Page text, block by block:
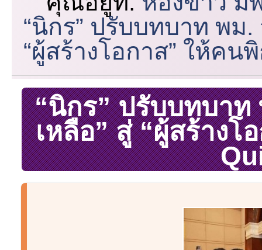
“นิกร” ปรับบทบาท พม.
“ผู้สร้างโอกาส” ให้คน
“นิกร” ปรับบทบาท
เหลือ” สู่ “ผู้สร้าง